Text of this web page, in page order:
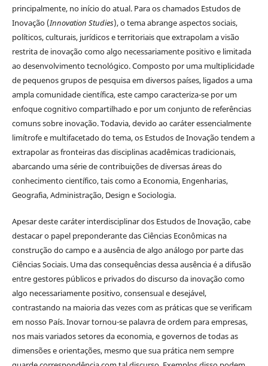
principalmente, no início do atual. Para os chamados Estudos de
Inovação (Innovation Studies), o tema abrange aspectos sociais,
políticos, culturais, jurídicos e territoriais que extrapolam a visão
restrita de inovação como algo necessariamente positivo e limitada
ao desenvolvimento tecnológico. Composto por uma multiplicidade
de pequenos grupos de pesquisa em diversos países, ligados a uma
ampla comunidade científica, este campo caracteriza-se por um
enfoque cognitivo compartilhado e por um conjunto de referências
comuns sobre inovação. Todavia, devido ao caráter essencialmente
limítrofe e multifacetado do tema, os Estudos de Inovação tendem a
extrapolar as fronteiras das disciplinas acadêmicas tradicionais,
abarcando uma série de contribuições de diversas áreas do
conhecimento científico, tais como a Economia, Engenharias,
Geografia, Administração, Design e Sociologia.
Apesar deste caráter interdisciplinar dos Estudos de Inovação, cabe
destacar o papel preponderante das Ciências Econômicas na
construção do campo e a ausência de algo análogo por parte das
Ciências Sociais. Uma das consequências dessa ausência é a difusão
entre gestores públicos e privados do discurso da inovação como
algo necessariamente positivo, consensual e desejável,
contrastando na maioria das vezes com as práticas que se verificam
em nosso País. Inovar tornou-se palavra de ordem para empresas,
nos mais variados setores da economia, e governos de todas as
dimensões e orientações, mesmo que sua prática nem sempre